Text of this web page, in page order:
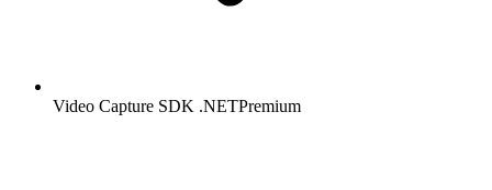
Video Capture SDK .NETPremium